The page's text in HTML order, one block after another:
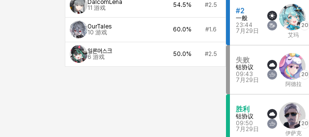
DalcomLena
11 游戏 54.5% #2.5
OurTales
10 游戏 60.0% #1.6
일론머스크
6 游戏 50.0% #2.5
#2
一般
23:44
7月29日
20
艾玛
失败
钴协议
09:43
7月29日
20
阿德拉
胜利
钴协议
09:50
7月29日
20
伊萨克